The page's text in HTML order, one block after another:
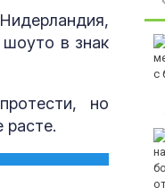
в знак
но
расте.
Проверки на НАП по
FAA: Хеликоптерът
Marine One на Тръмп
бил опасно близо до